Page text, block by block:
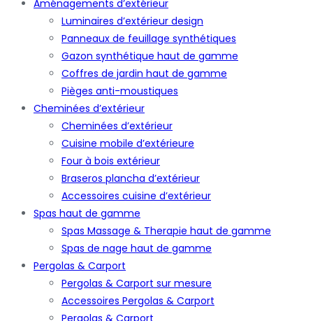
Aménagements d’extérieur
Luminaires d’extérieur design
Panneaux de feuillage synthétiques
Gazon synthétique haut de gamme
Coffres de jardin haut de gamme
Pièges anti-moustiques
Cheminées d’extérieur
Cheminées d’extérieur
Cuisine mobile d’extérieure
Four à bois extérieur
Braseros plancha d’extérieur
Accessoires cuisine d’extérieur
Spas haut de gamme
Spas Massage & Therapie haut de gamme
Spas de nage haut de gamme
Pergolas & Carport
Pergolas & Carport sur mesure
Accessoires Pergolas & Carport
Pergolas & Carport